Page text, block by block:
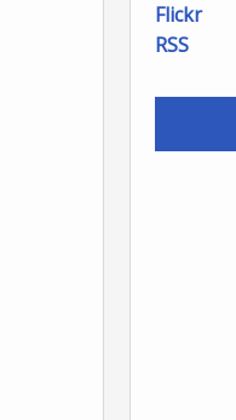
Flickr
RSS